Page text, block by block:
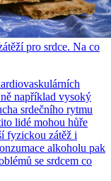
pro srdce. Na co
například vysoký
srdečního rytmu
lidé mohou hůře
fyzickou zátěž i
alkoholu pak
se srdcem co